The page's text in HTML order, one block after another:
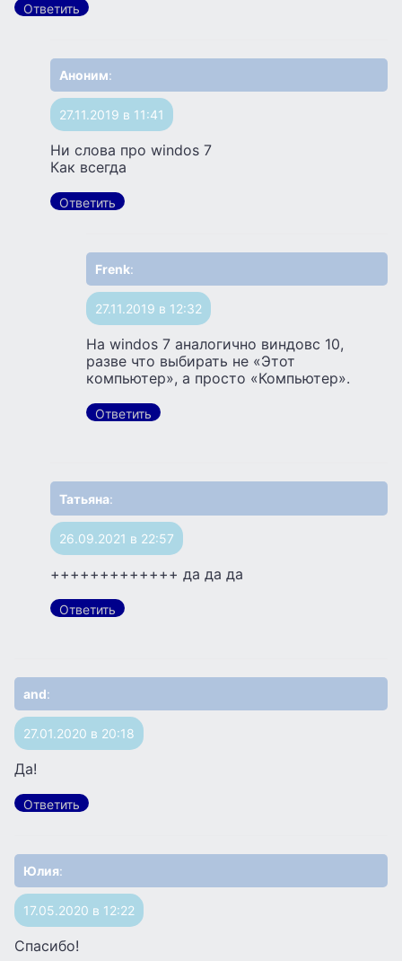
Ответить
Аноним:
27.11.2019 в 11:41
Ни слова про windos 7
Как всегда
Ответить
Frenk:
27.11.2019 в 12:32
На windos 7 аналогично виндовс 10,
разве что выбирать не «Этот
компьютер», а просто «Компьютер».
Ответить
Татьяна:
26.09.2021 в 22:57
+++++++++++++ да да да
Ответить
and:
27.01.2020 в 20:18
Да!
Ответить
Юлия:
17.05.2020 в 12:22
Спасибо!